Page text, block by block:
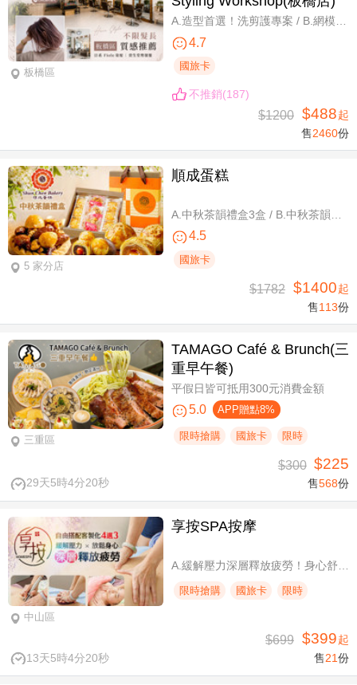
板橋區
A.造型首選！洗剪護專案 / B.網模超質感！日系Fiole染護專案(不分長短，過腰另計) / C.簡單又有型！日系資生堂剪燙護專案(不限髮長) / D.回頭率滿分！Napla娜普菈溫塑剪燙護專案
4.7
國旅卡
不推銷(187)
$1200 $488起
售2460份
5 家分店
順成蛋糕
4.5
國旅卡
$1782 $1400起
售113份
三重區
TAMAGO Café & Brunch(三
重早午餐)
平假日皆可抵用300元消費金額
5.0 APP贈點8%
限時搶購 國旅卡 限時
29天5時4分19秒
$300 $225
售568份
中山區
享按SPA按摩
限時搶購 國旅卡 限時
13天5時4分19秒
$699 $399起
售21份